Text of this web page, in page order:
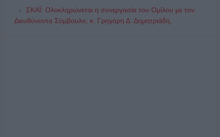
ΣΚΑΪ: Ολοκληρώνεται η συνεργασία του Ομίλου με τον
Διευθύνοντα Σύμβουλο, κ. Γρηγόρη Δ. Δημητριάδη,